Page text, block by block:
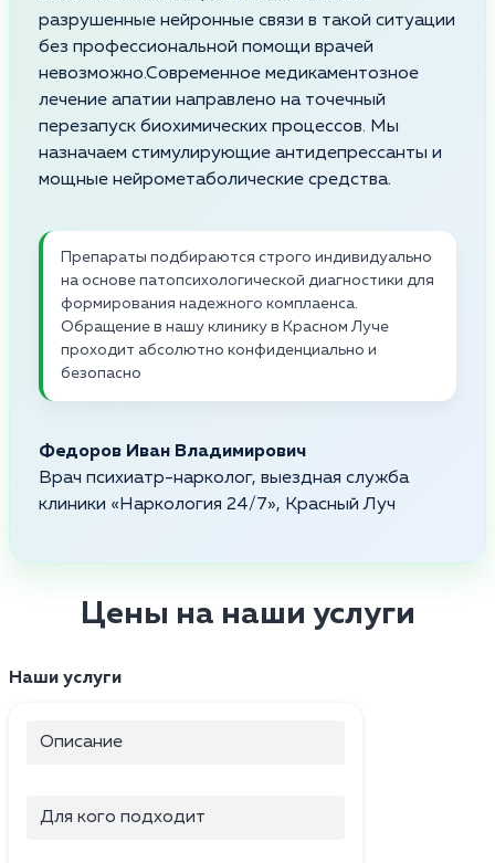
разрушенные нейронные связи в такой ситуации
без профессиональной помощи врачей
невозможно.Современное медикаментозное
лечение апатии направлено на точечный
перезапуск биохимических процессов. Мы
назначаем стимулирующие антидепрессанты и
мощные нейрометаболические средства.
Препараты подбираются строго индивидуально
на основе патопсихологической диагностики для
формирования надежного комплаенса.
Обращение в нашу клинику в Красном Луче
проходит абсолютно конфиденциально и
безопасно
Федоров Иван Владимирович
Врач психиатр-нарколог, выездная служба
клиники «Наркология 24/7», Красный Луч
Цены на наши услуги
Наши услуги
Описание
Для кого подходит